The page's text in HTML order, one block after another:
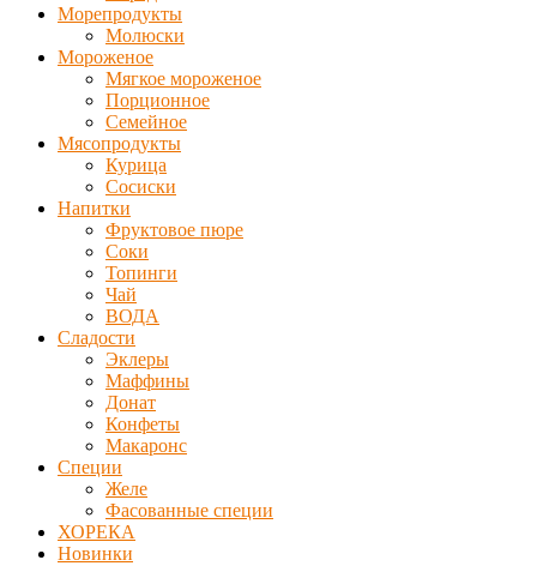
Морепродукты
Молюски
Мороженое
Мягкое мороженое
Порционное
Семейное
Мясопродукты
Курица
Сосиски
Напитки
Фруктовое пюре
Соки
Топинги
Чай
ВОДА
Сладости
Эклеры
Маффины
Донат
Конфеты
Макаронс
Специи
Желе
Фасованные специи
ХОРЕКА
Новинки